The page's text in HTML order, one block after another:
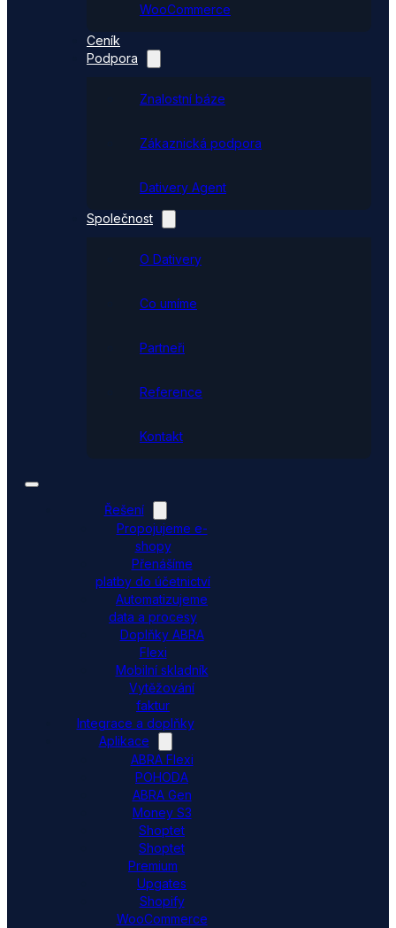
WooCommerce
Ceník
Podpora
Znalostní báze
Zákaznická podpora
Dativery Agent
Společnost
O Dativery
Co umíme
Partneři
Reference
Kontakt
Řešení
Propojujeme e-
shopy
Přenášíme
platby do účetnictví
Automatizujeme
data a procesy
Doplňky ABRA
Flexi
Mobilní skladník
Vytěžování
faktur
Integrace a doplňky
Aplikace
ABRA Flexi
POHODA
ABRA Gen
Money S3
Shoptet
Shoptet
Premium
Upgates
Shopify
WooCommerce